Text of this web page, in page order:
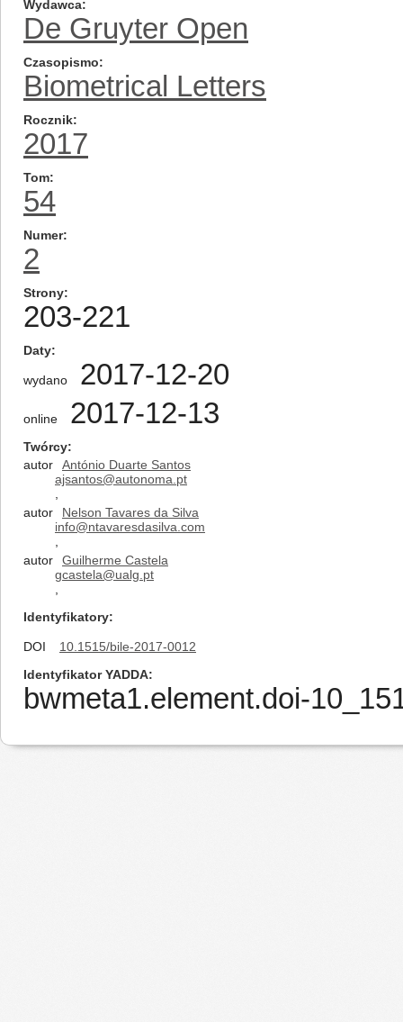
Wydawca
De Gruyter Open
Czasopismo
Biometrical Letters
Rocznik
2017
Tom
54
Numer
2
Strony
203-221
Daty
wydano 2017-12-20
online 2017-12-13
Twórcy
autor
António Duarte Santos
ajsantos@autonoma.pt
autor
Nelson Tavares da Silva
info@ntavaresdasilva.com
autor
Guilherme Castela
gcastela@ualg.pt
Identyfikatory
DOI
10.1515/bile-2017-0012
Identyfikator YADDA
bwmeta1.element.doi-